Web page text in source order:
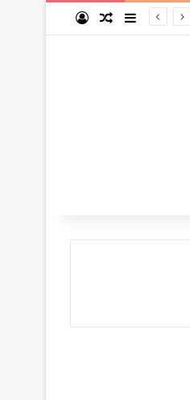
تسجيل الدخول
مقال عشوائي
جانبي